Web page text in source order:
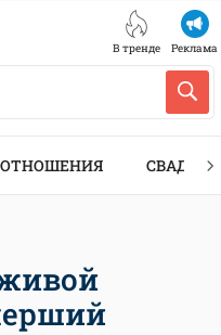
В тренде Реклама
ОТНОШЕНИЯ СВАДЬБА